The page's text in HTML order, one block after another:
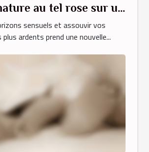
au tel rose sur un
sensuels et assouvir vos
ardents prend une nouvelle...